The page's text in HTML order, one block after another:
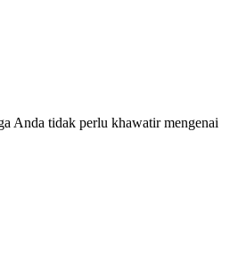
Anda tidak perlu khawatir mengenai